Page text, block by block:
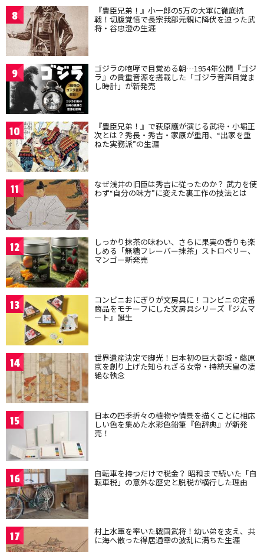
8 『豊臣兄弟！』小一郎の5万の大軍に徹底抗
戦！切腹覚悟で長宗我部元親に降伏を迫った武
将・谷忠澄の生涯
9 ゴジラの咆哮で目覚める朝…1954年公開『ゴジ
ラ』の貴重音源を搭載した「ゴジラ音声目覚ま
し時計」が新発売
10 『豊臣兄弟！』で萩原護が演じる武将・小堀正
次とは？秀長・秀吉・家康が重用、“出家を重
ねた実務派”の生涯
11 なぜ浅井の旧臣は秀吉に従ったのか？ 武力を使
わず“自分の味方”に変えた裏工作の技法とは
12 しっかり抹茶の味わい、さらに果実の香りも楽
しめる「無糖フレーバー抹茶」ストロベリー、
マンゴー新発売
13 コンビニおにぎりが文房具に！コンビニの定番
商品をモチーフにした文房具シリーズ『ジムマ
ート』誕生
14 世界遺産決定で脚光！日本初の巨大都城・藤原
京を創り上げた知られざる女帝・持統天皇の凄
絶な執念
15 日本の四季折々の植物や情景を描くことに相応
しい色を集めた水彩色鉛筆『色辞典』が新発
売！
16 自転車を持つだけで税金？ 昭和まで続いた「自
転車税」の意外な歴史と脱税が横行した理由
17 村上水軍を率いた戦国武将！幼い弟を支え、共
に海へ散った得居通幸の波乱に満ちた生涯